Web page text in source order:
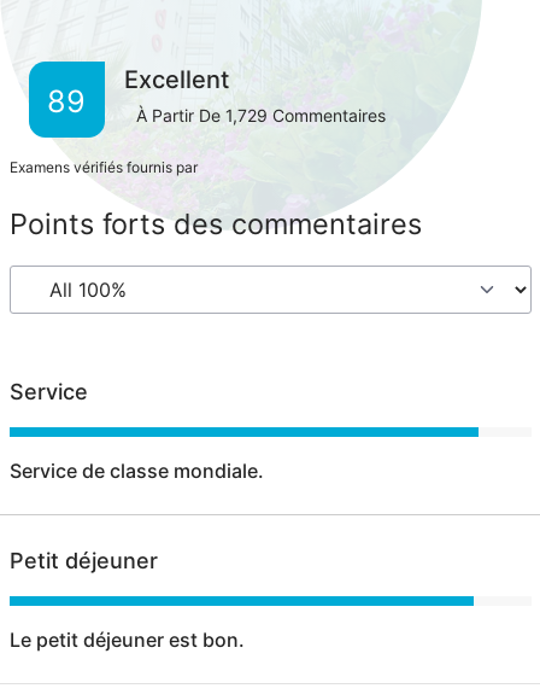
89
Excellent
À Partir De 1,729 Commentaires
Examens vérifiés fournis par
Points forts des commentaires
Service
Service de classe mondiale.
Petit déjeuner
Le petit déjeuner est bon.